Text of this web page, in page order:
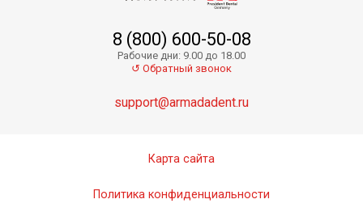
8 (800) 600-50-08
Рабочие дни: 9.00 до 18.00
↺ Обратный звонок
support@armadadent.ru
Карта сайта
Политика конфиденциальности